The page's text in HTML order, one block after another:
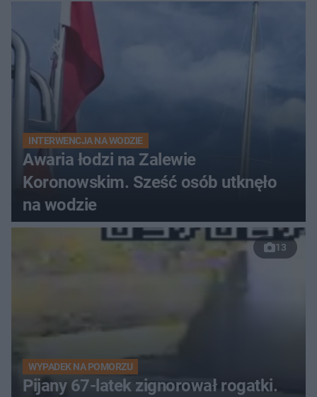
INTERWENCJA NA WODZIE
Awaria łodzi na Zalewie
Koronowskim. Sześć osób utknęło
na wodzie
13
WYPADEK NA POMORZU
Pijany 67-latek zignorował rogatki.